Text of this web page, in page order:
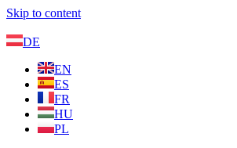
Skip to content
DE
EN
ES
FR
HU
PL